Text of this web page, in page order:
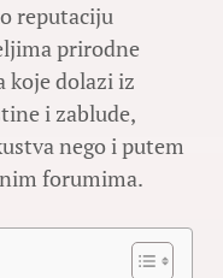
reputaciju
prirodne
koje dolazi iz
i zablude,
nego i putem
forumima.